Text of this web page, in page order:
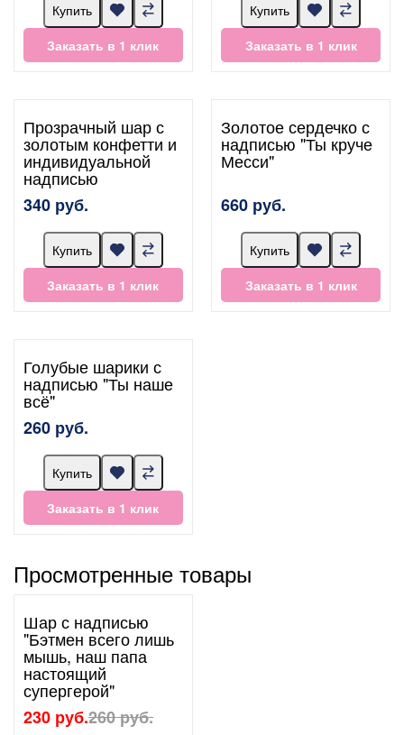
Купить
Заказать в 1 клик
Купить
Заказать в 1 клик
Прозрачный шар с
золотым конфетти и
индивидуальной
надписью
340 руб.
Купить
Заказать в 1 клик
Золотое сердечко с
надписью "Ты круче
Месси"
660 руб.
Купить
Заказать в 1 клик
Голубые шарики с
надписью "Ты наше
всё"
260 руб.
Купить
Заказать в 1 клик
Просмотренные товары
Шар с надписью
"Бэтмен всего лишь
мышь, наш папа
настоящий
супергерой"
230 руб.260 руб.